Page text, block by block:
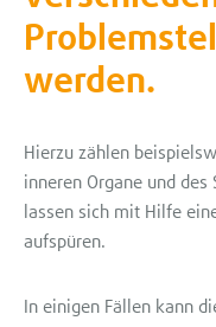
werden.
Hierzu zählen
inneren Organe und
lassen sich mit Hilfe
aufspüren.
In einigen Fällen kann